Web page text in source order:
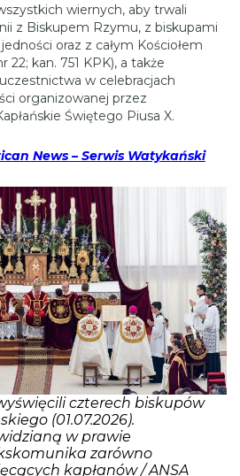
wiernych, aby trwali
z Biskupem Rzymu, z biskupami
oraz z całym Kościołem
22; kan. 751 KPK), a także
w celebracjach
organizowanej przez
Świętego Piusa X.
News – Serwis Watykański
czterech biskupów
(01.07.2026).
w prawie
zarówno
kapłanów / ANSA